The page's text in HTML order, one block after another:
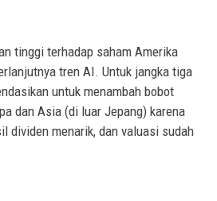
tinggi terhadap saham Amerika
tren AI. Untuk jangka tiga
untuk menambah bobot
dan Asia (di luar Jepang) karena
dividen menarik, dan valuasi sudah